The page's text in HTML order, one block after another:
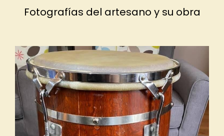
Fotografías del artesano y su obra